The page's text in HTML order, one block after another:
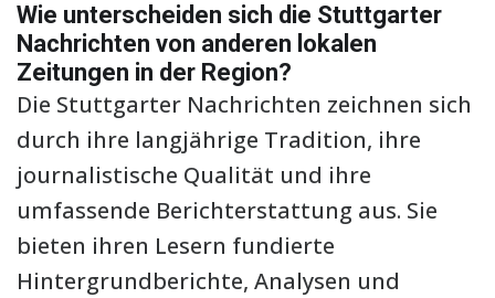
Wie unterscheiden sich die Stuttgarter
Nachrichten von anderen lokalen
Zeitungen in der Region?
Die Stuttgarter Nachrichten zeichnen sich
durch ihre langjährige Tradition, ihre
journalistische Qualität und ihre
umfassende Berichterstattung aus. Sie
bieten ihren Lesern fundierte
Hintergrundberichte, Analysen und